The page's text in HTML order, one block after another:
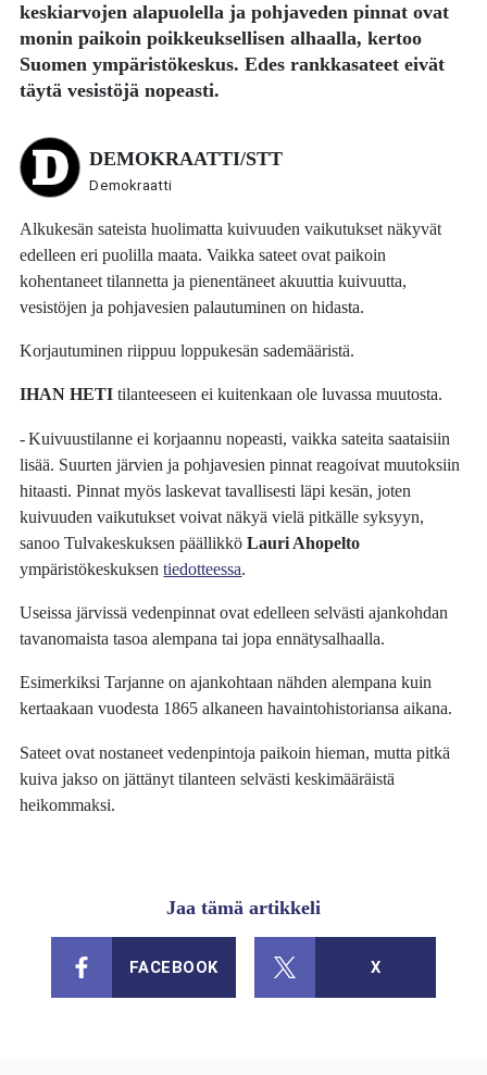
keskiarvojen alapuolella ja pohjaveden pinnat ovat
monin paikoin poikkeuksellisen alhaalla, kertoo
Suomen ympäristökeskus. Edes rankkasateet eivät
täytä vesistöjä nopeasti.
DEMOKRAATTI/STT
Demokraatti
Alkukesän sateista huolimatta kuivuuden vaikutukset näkyvät
edelleen eri puolilla maata. Vaikka sateet ovat paikoin
kohentaneet tilannetta ja pienentäneet akuuttia kuivuutta,
vesistöjen ja pohjavesien palautuminen on hidasta.
Korjautuminen riippuu loppukesän sademääristä.
IHAN HETI tilanteeseen ei kuitenkaan ole luvassa muutosta.
-Kuivuustilanne ei korjaannu nopeasti, vaikka sateita saataisiin
lisää. Suurten järvien ja pohjavesien pinnat reagoivat muutoksiin
hitaasti. Pinnat myös laskevat tavallisesti läpi kesän, joten
kuivuuden vaikutukset voivat näkyä vielä pitkälle syksyyn,
sanoo Tulvakeskuksen päällikköLauri Ahopelto
ympäristökeskuksentiedotteessa.
Useissa järvissä vedenpinnat ovat edelleen selvästi ajankohdan
tavanomaista tasoa alempana tai jopa ennätysalhaalla.
Esimerkiksi Tarjanne on ajankohtaan nähden alempana kuin
kertaakaan vuodesta 1865 alkaneen havaintohistoriansa aikana.
Sateet ovat nostaneet vedenpintoja paikoin hieman, mutta pitkä
kuiva jakso on jättänyt tilanteen selvästi keskimääräistä
heikommaksi.
Jaa tämä artikkeli
FACEBOOK X